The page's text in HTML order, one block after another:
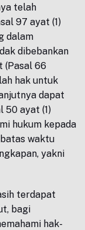
telah
97 ayat (1)
dalam
dibebankan
(Pasal 66
hak untuk
dapat
50 ayat (1)
hukum kepada
waktu
yakni
terdapat
bagi
hak-